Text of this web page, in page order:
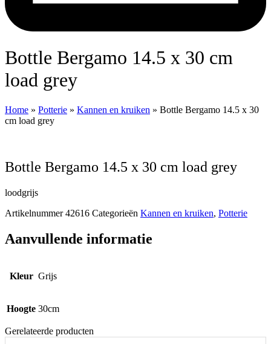
Bottle Bergamo 14.5 x 30 cm
load grey
Home » Potterie » Kannen en kruiken » Bottle Bergamo 14.5 x 30
cm load grey
Bottle Bergamo 14.5 x 30 cm load grey
loodgrijs
Artikelnummer42616 Categorieën Kannen en kruiken, Potterie
Aanvullende informatie
Kleur Grijs
Hoogte 30cm
Gerelateerde producten